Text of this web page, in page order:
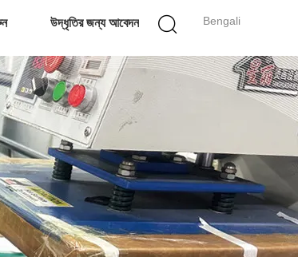
Bengali
উদ্ধৃতির জন্য আবেদন